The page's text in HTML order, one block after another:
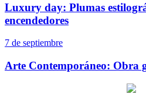
Luxury day: Plumas
encendedores
7 de septiembre
Arte Contemporáneo: Obra